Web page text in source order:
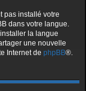
pas installé votre
dans votre langue.
la langue
une nouvelle
Internet de phpBB®.